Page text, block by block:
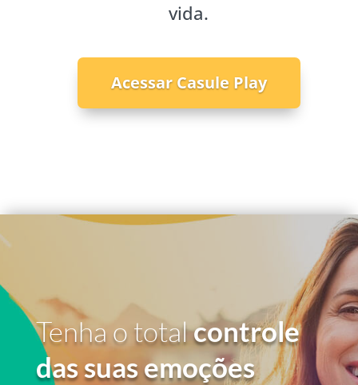
vida.
Acessar Casule Play
Tenha o totalcontrole
das suas emoções